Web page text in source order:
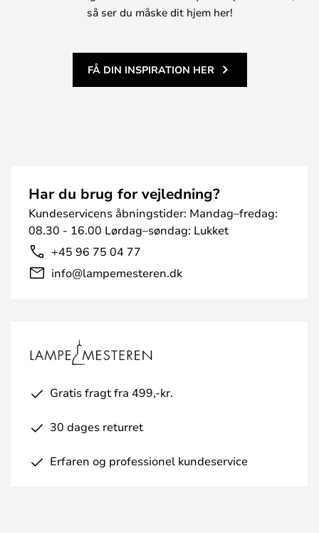
så ser du måske dit hjem her!
FÅ DIN INSPIRATION HER
Har du brug for vejledning?
Kundeservicens åbningstider: Mandag–fredag:
08.30 - 16.00 Lørdag–søndag: Lukket
+45 96 75 04 77
info@lampemesteren.dk
Gratis fragt fra 499,-kr.
30 dages returret
Erfaren og professionel kundeservice